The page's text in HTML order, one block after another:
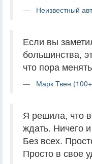
Неизвестный
Если вы
большинства,
что пора
Марк Твен
Я решила, что
ждать. Ничего
Без всех.
Просто в свое